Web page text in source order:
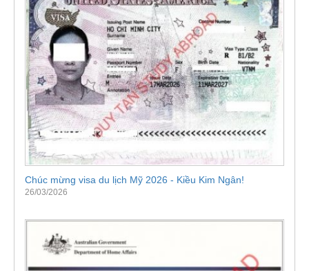
Chúc mừng visa du lịch Mỹ 2026 - Kiều Kim Ngân!
26/03/2026